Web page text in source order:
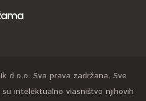
d.o.o. Sva prava zadržana. Sve
intelektualno vlasništvo njihovih